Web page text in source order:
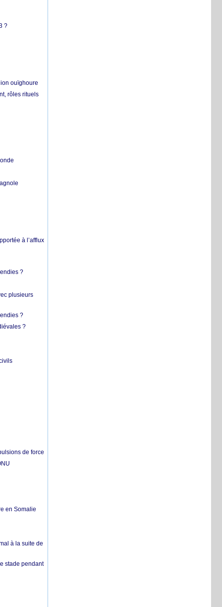
?
ouïghoure
rôles rituels
à l’afflux
?
plusieurs
?
?
de force
en Somalie
à la suite de
stade pendant